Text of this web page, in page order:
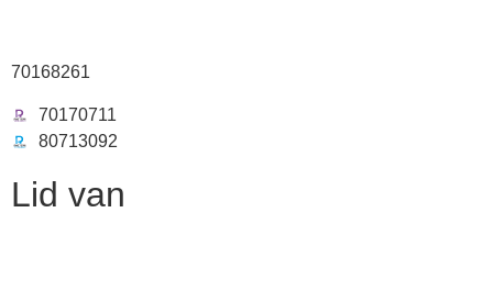
70168261
70170711
80713092
Lid van